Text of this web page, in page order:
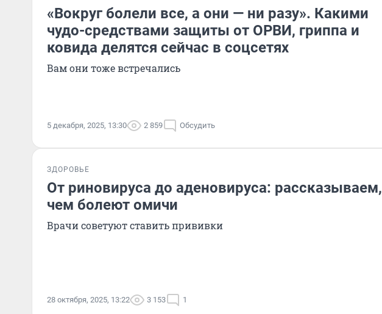
«Вокруг болели все, а они — ни разу». Какими
чудо-средствами защиты от ОРВИ, гриппа и
ковида делятся сейчас в соцсетях
Вам они тоже встречались
5 декабря, 2025, 13:30 2 859 Обсудить
ЗДОРОВЬЕ
От риновируса до аденовируса: рассказываем,
чем болеют омичи
Врачи советуют ставить прививки
28 октября, 2025, 13:22 3 153 1